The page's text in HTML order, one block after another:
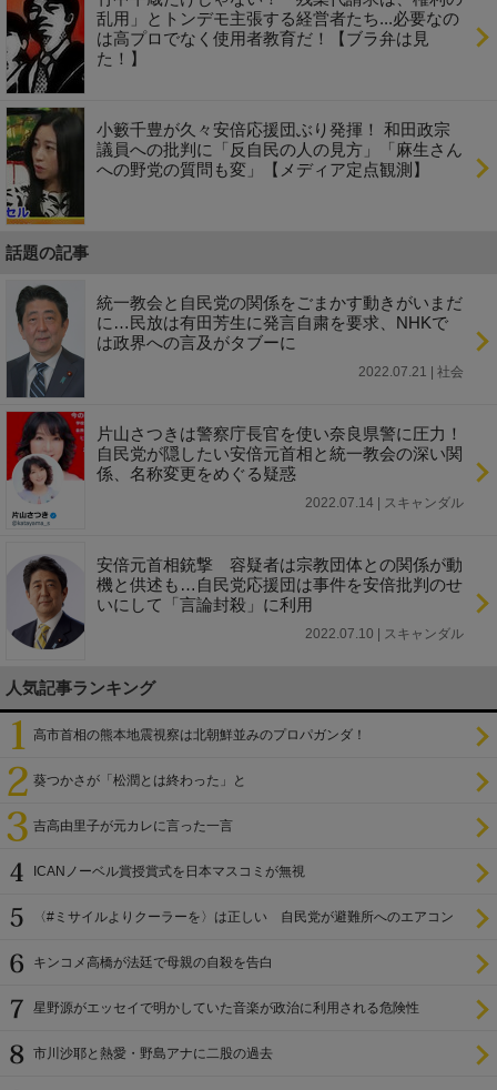
乱用」とトンデモ主張する経営者たち...必要なの
は高プロでなく使用者教育だ！【ブラ弁は見
た！】
小籔千豊が久々安倍応援団ぶり発揮！ 和田政宗
議員への批判に「反自民の人の見方」「麻生さん
への野党の質問も変」【メディア定点観測】
話題の記事
統一教会と自民党の関係をごまかす動きがいまだ
に…民放は有田芳生に発言自粛を要求、NHKで
は政界への言及がタブーに
2022.07.21 | 社会
片山さつきは警察庁長官を使い奈良県警に圧力！
自民党が隠したい安倍元首相と統一教会の深い関
係、名称変更をめぐる疑惑
2022.07.14 | スキャンダル
安倍元首相銃撃 容疑者は宗教団体との関係が動
機と供述も…自民党応援団は事件を安倍批判のせ
いにして「言論封殺」に利用
2022.07.10 | スキャンダル
人気記事ランキング
高市首相の熊本地震視察は北朝鮮並みのプロパガンダ！
葵つかさが「松潤とは終わった」と
吉高由里子が元カレに言った一言
ICANノーベル賞授賞式を日本マスコミが無視
〈#ミサイルよりクーラーを〉は正しい 自民党が避難所へのエアコン
キンコメ高橋が法廷で母親の自殺を告白
星野源がエッセイで明かしていた音楽が政治に利用される危険性
市川沙耶と熱愛・野島アナに二股の過去